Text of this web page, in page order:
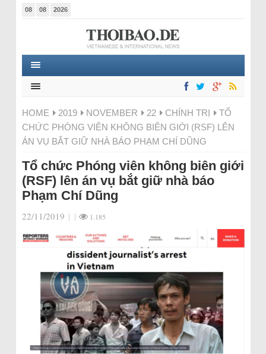
08 08 2026
HOME 2019 NOVEMBER 22 CHÍNH TRỊ
TỔ
CHỨC PHÓNG VIÊN KHÔNG BIÊN GIỚI (RSF) LÊN
ÁN VỤ BẮT GIỮ NHÀ BÁO PHẠM CHÍ DŨNG
Tổ chức Phóng viên không biên giới
(RSF) lên án vụ bắt giữ nhà báo
Phạm Chí Dũng
22/11/2019 | | 1.185